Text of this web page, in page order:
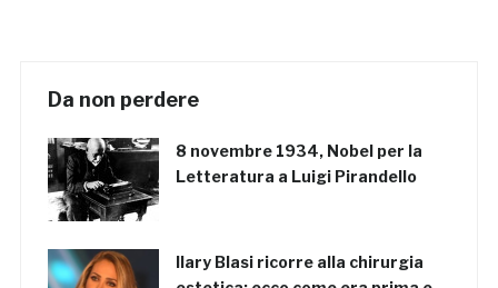
Da non perdere
8 novembre 1934, Nobel per la
Letteratura a Luigi Pirandello
Ilary Blasi ricorre alla chirurgia